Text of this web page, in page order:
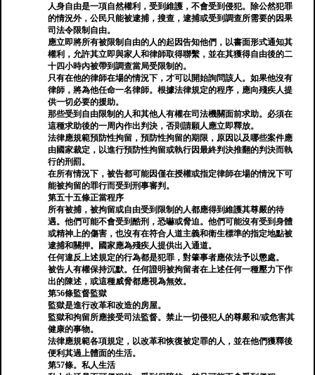
人身自由是一項自然權利，受到維護，不會受到侵犯。除公然犯罪
的情況外，公民只能被逮捕，搜查，逮捕或受到調查所需要的因果
司法令限制自由。
應立即將所有被限制自由的人的起因告知他們，以書面形式通知其
權利，允許其立即與家人和律師取得聯繫，並在其獲得自由後的二
十四小時內被帶到調查當局受限制的。
只有在他的律師在場的情況下，才可以開始詢問該人。如果他沒有
律師，將為他任命一名律師。根據法律規定的程序，應向殘疾人提
供一切必要的援助。
那些受到自由限制的人和其他人有權在司法機關面前求助。必須在
這種求助後的一周內作出判決，否則請願人應立即釋放。
法律應規範預防性拘留，預防性拘留的期限，原因以及哪些案件應
由國家裁定，以進行預防性拘留或執行因最終判決推翻的判決而執
行的刑罰。
在所有情況下，被告都可能因僅在授權或指定律師在場的情況下可
能被拘留的罪行而受到刑事審判。
第五十五條正當程序
所有被捕，被拘留或自由受到限制的人都應得到維護其尊嚴的待
遇。他們可能不會受到酷刑，恐嚇或脅迫。他們可能沒有受到身體
或精神上的傷害，也沒有在符合人道主義和衛生標準的指定地點被
逮捕和關押。國家應為殘疾人提供出入通道。
任何違反上述規定的行為都是犯罪，對肇事者應依法予以懲處。
被告人有權保持沉默。任何證明被拘留者在上述任何一種壓力下作
出的陳述，或這種威脅都應視為無效。
第56條監督監獄
監獄是進行改革和改造的房屋。
監獄和拘留所應接受司法監督。禁止一切侵犯人的尊嚴和/或危害其
健康的事物。
法律應規範各項規定，以改革和恢復被定罪的人，並在他們獲釋後
便利其過上體面的生活。
第57條。私人生活